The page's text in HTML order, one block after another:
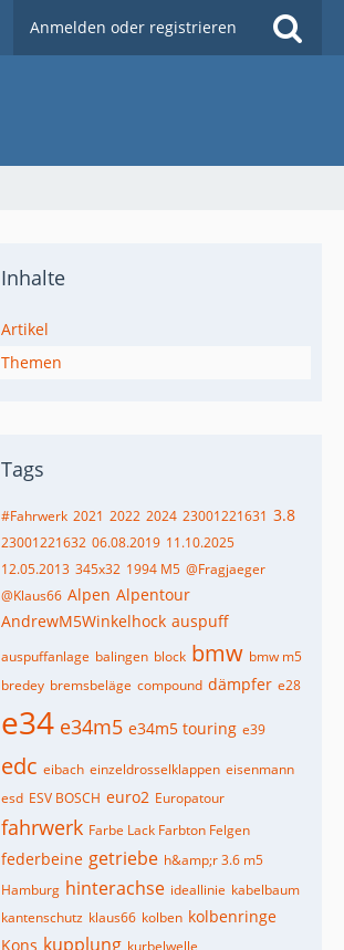
Anmelden oder registrieren
Inhalte
Artikel
Themen
Tags
#Fahrwerk 2021 2022 2024 23001221631 3.8
23001221632 06.08.2019 11.10.2025
12.05.2013 345x32 1994 M5 @Fragjaeger
@Klaus66 Alpen Alpentour
AndrewM5Winkelhock auspuff
auspuffanlage balingen block bmw bmw m5
bredey bremsbeläge compound dämpfer e28
e34 e34m5 e34m5 touring e39
edc eibach einzeldrosselklappen eisenmann
esd ESV BOSCH euro2 Europatour
fahrwerk Farbe Lack Farbton Felgen
federbeine getriebe h&amp;r 3.6 m5
Hamburg hinterachse ideallinie kabelbaum
kantenschutz klaus66 kolben kolbenringe
Kons kupplung kurbelwelle